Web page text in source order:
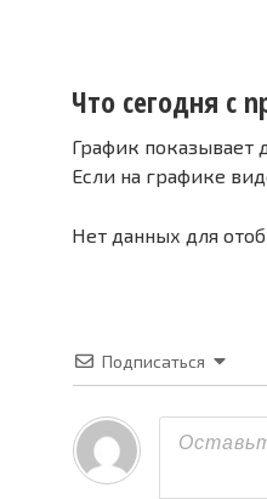
Что сегодня с
График показывает
Если на графике
Нет данных для
Подписаться